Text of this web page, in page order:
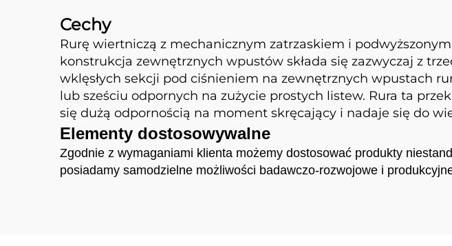
Cechy
Rurę wiertniczą z mechanicznym zatrzaskiem i
konstrukcja zewnętrznych wpustów składa się zazwyczaj z
wklęsłych sekcji pod ciśnieniem na zewnętrznych wpustach
lub sześciu odpornych na zużycie prostych listew. Rura ta
się dużą odpornością na moment skręcający i nadaje się do
Elementy dostosowywalne
Zgodnie z wymaganiami klienta możemy dostosować produkty
posiadamy samodzielne możliwości badawczo-rozwojowe i